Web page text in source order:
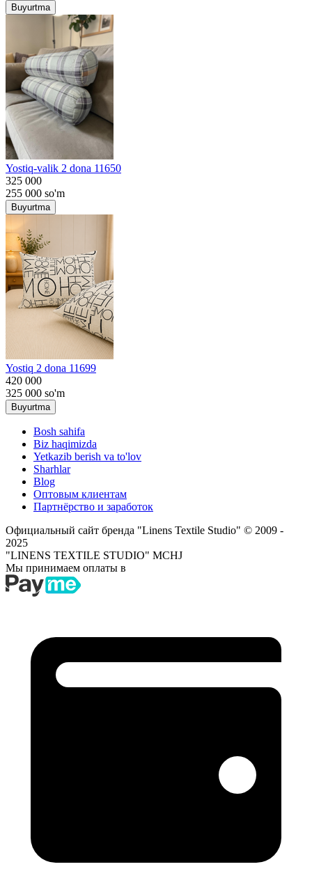
Buyurtma
Yostiq-valik 2 dona 11650
325 000
255 000 so'm
Buyurtma
Yostiq 2 dona 11699
420 000
325 000 so'm
Buyurtma
Bosh sahifa
Biz haqimizda
Yetkazib berish va to'lov
Sharhlar
Blog
Оптовым клиентам
Партнёрство и заработок
Официальный сайт бренда "Linens Textile Studio" © 2009 -
2025
"LINENS TEXTILE STUDIO" MCHJ
Мы принимаем оплаты в